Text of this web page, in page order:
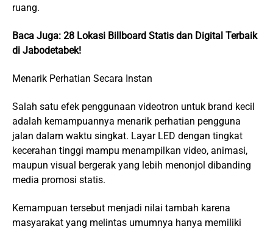
ruang.
Baca Juga: 28 Lokasi Billboard Statis dan Digital Terbaik
di Jabodetabek!
Menarik Perhatian Secara Instan
Salah satu efek penggunaan videotron untuk brand kecil
adalah kemampuannya menarik perhatian pengguna
jalan dalam waktu singkat. Layar LED dengan tingkat
kecerahan tinggi mampu menampilkan video, animasi,
maupun visual bergerak yang lebih menonjol dibanding
media promosi statis.
Kemampuan tersebut menjadi nilai tambah karena
masyarakat yang melintas umumnya hanya memiliki